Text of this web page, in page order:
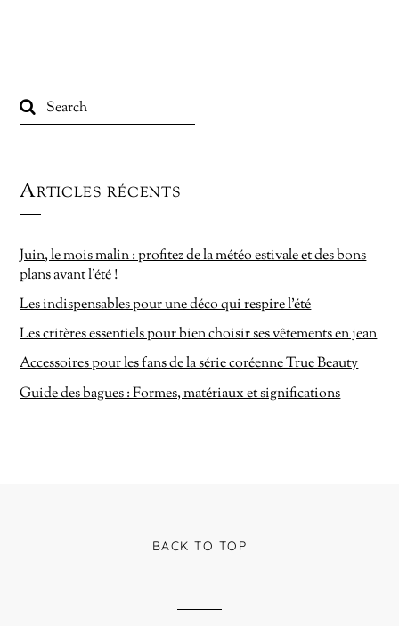
Articles récents
Juin, le mois malin : profitez de la météo estivale et des bons
plans avant l’été !
Les indispensables pour une déco qui respire l’été
Les critères essentiels pour bien choisir ses vêtements en jean
Accessoires pour les fans de la série coréenne True Beauty
Guide des bagues : Formes, matériaux et significations
BACK TO TOP